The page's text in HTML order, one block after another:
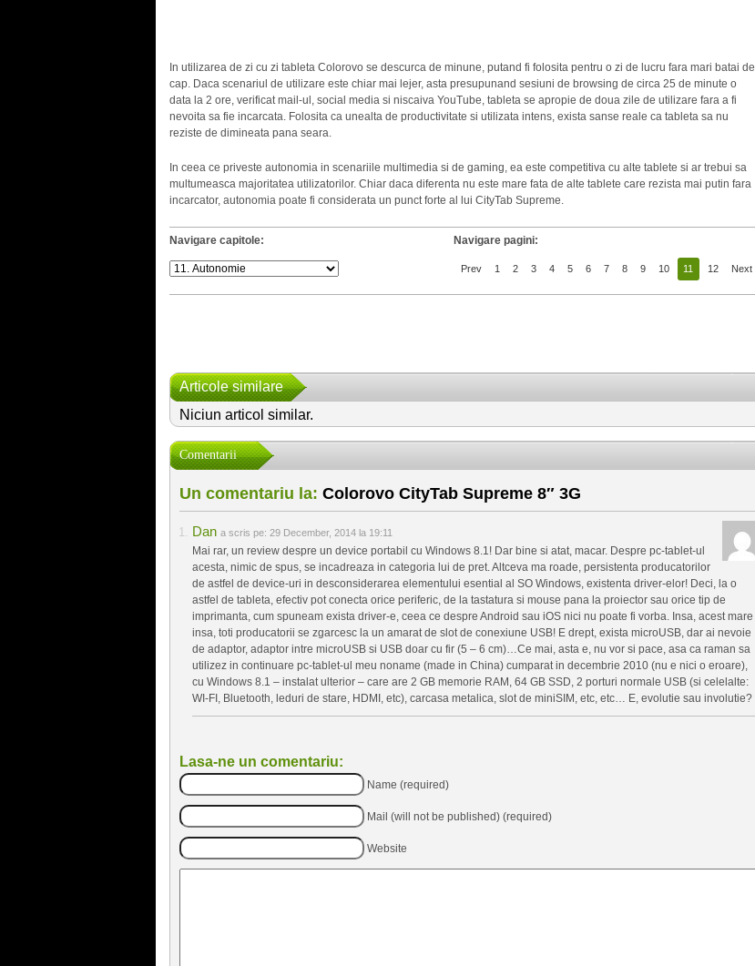
In utilizarea de zi cu zi tableta Colorovo se descurca de minune, putand fi folosita pentru o zi de lucru fara mari batai de
cap. Daca scenariul de utilizare este chiar mai lejer, asta presupunand sesiuni de browsing de circa 25 de minute o
data la 2 ore, verificat mail-ul, social media si niscaiva YouTube, tableta se apropie de doua zile de utilizare fara a fi
nevoita sa fie incarcata. Folosita ca unealta de productivitate si utilizata intens, exista sanse reale ca tableta sa nu
reziste de dimineata pana seara.
In ceea ce priveste autonomia in scenariile multimedia si de gaming, ea este competitiva cu alte tablete si ar trebui sa
multumeasca majoritatea utilizatorilor. Chiar daca diferenta nu este mare fata de alte tablete care rezista mai putin fara
incarcator, autonomia poate fi considerata un punct forte al lui CityTab Supreme.
Navigare capitole: Navigare pagini:
Prev 1 2 3 4 5 6 7 8 9 10 11 12 Next
Articole similare
Niciun articol similar.
Comentarii
Un comentariu la: Colorovo CityTab Supreme 8″ 3G
Dan a scris pe: 29 December, 2014 la 19:11
Mai rar, un review despre un device portabil cu Windows 8.1! Dar bine si atat, macar. Despre pc-tablet-ul
acesta, nimic de spus, se incadreaza in categoria lui de pret. Altceva ma roade, persistenta producatorilor
de astfel de device-uri in desconsiderarea elementului esential al SO Windows, existenta driver-elor! Deci, la o
astfel de tableta, efectiv pot conecta orice periferic, de la tastatura si mouse pana la proiector sau orice tip de
imprimanta, cum spuneam exista driver-e, ceea ce despre Android sau iOS nici nu poate fi vorba. Insa, acest mare
insa, toti producatorii se zgarcesc la un amarat de slot de conexiune USB! E drept, exista microUSB, dar ai nevoie
de adaptor, adaptor intre microUSB si USB doar cu fir (5 – 6 cm)…Ce mai, asta e, nu vor si pace, asa ca raman sa
utilizez in continuare pc-tablet-ul meu noname (made in China) cumparat in decembrie 2010 (nu e nici o eroare),
cu Windows 8.1 – instalat ulterior – care are 2 GB memorie RAM, 64 GB SSD, 2 porturi normale USB (si celelalte:
WI-FI, Bluetooth, leduri de stare, HDMI, etc), carcasa metalica, slot de miniSIM, etc, etc… E, evolutie sau involutie?
Lasa-ne un comentariu:
Name (required)
Mail (will not be published) (required)
Website